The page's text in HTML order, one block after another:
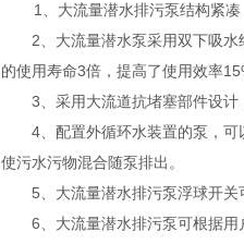
1、大流量潜水排污泵结构紧凑
2、大流量潜水泵采用双下吸水
的使用寿命3倍，提高了使用效率
3、采用大流道抗堵塞部件设计，
4、配置外循环水装置的泵，可以
使污水污物混合随泵排出。
5、大流量潜水排污泵浮球开关
6、大流量潜水排污泵可根据用